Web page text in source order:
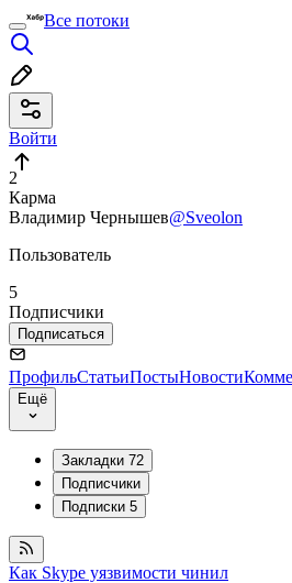
Все потоки
Войти
2
Карма
Владимир Чернышев@Sveolon
Пользователь
5
Подписчики
Подписаться
ПрофильСтатьиПостыНовости
Ещё
Закладки 72
Подписчики
Подписки 5
Как Skype уязвимости чинил